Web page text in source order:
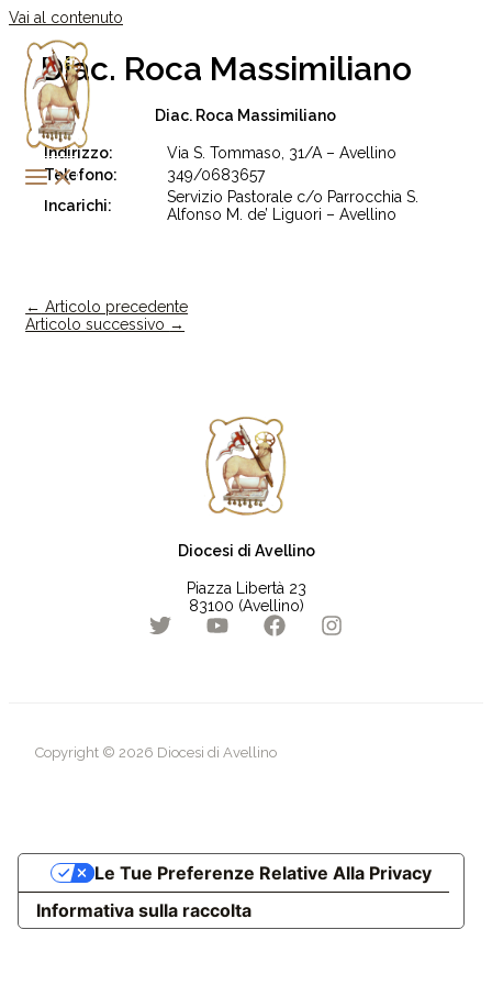
Vai al contenuto
Diac. Roca Massimiliano
Diac. Roca Massimiliano
Indirizzo:
Via S. Tommaso, 31/A – Avellino
Telefono:
349/0683657
Incarichi:
Servizio Pastorale c/o Parrocchia S.
Alfonso M. de’ Liguori – Avellino
← Articolo precedente
Articolo successivo →
Diocesi di Avellino
Piazza Libertà 23
83100 (Avellino)
Copyright © 2026 Diocesi di Avellino
Informativa sulla raccolta
Le Tue Preferenze Relative Alla Privacy